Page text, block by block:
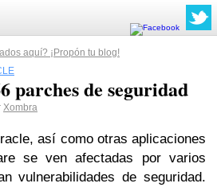
aquí? ¡Propón tu blog!
parches de seguridad
Xombra
así como otras aplicaciones
se ven afectadas por varios
vulnerabilidades de seguridad.